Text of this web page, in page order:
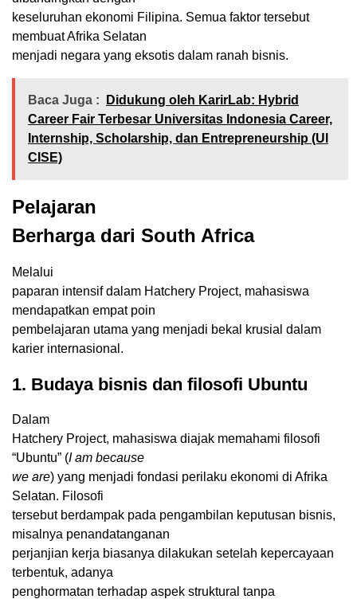
keseluruhan ekonomi Filipina. Semua faktor tersebut
membuat Afrika Selatan
menjadi negara yang eksotis dalam ranah bisnis.
Baca Juga :
Didukung oleh KarirLab: Hybrid
Career Fair Terbesar Universitas Indonesia Career,
Internship, Scholarship, dan Entrepreneurship (Ul
CISE)
Pelajaran
Berharga dari South Africa
Melalui
paparan intensif dalam Hatchery Project, mahasiswa
mendapatkan empat poin
pembelajaran utama yang menjadi bekal krusial dalam
karier internasional.
1. Budaya bisnis dan filosofi Ubuntu
Dalam
Hatchery Project, mahasiswa diajak memahami filosofi
“Ubuntu” (I am because
we are) yang menjadi fondasi perilaku ekonomi di Afrika
Selatan. Filosofi
tersebut berdampak pada pengambilan keputusan bisnis,
misalnya penandatanganan
perjanjian kerja biasanya dilakukan setelah kepercayaan
terbentuk, adanya
penghormatan terhadap aspek struktural tanpa